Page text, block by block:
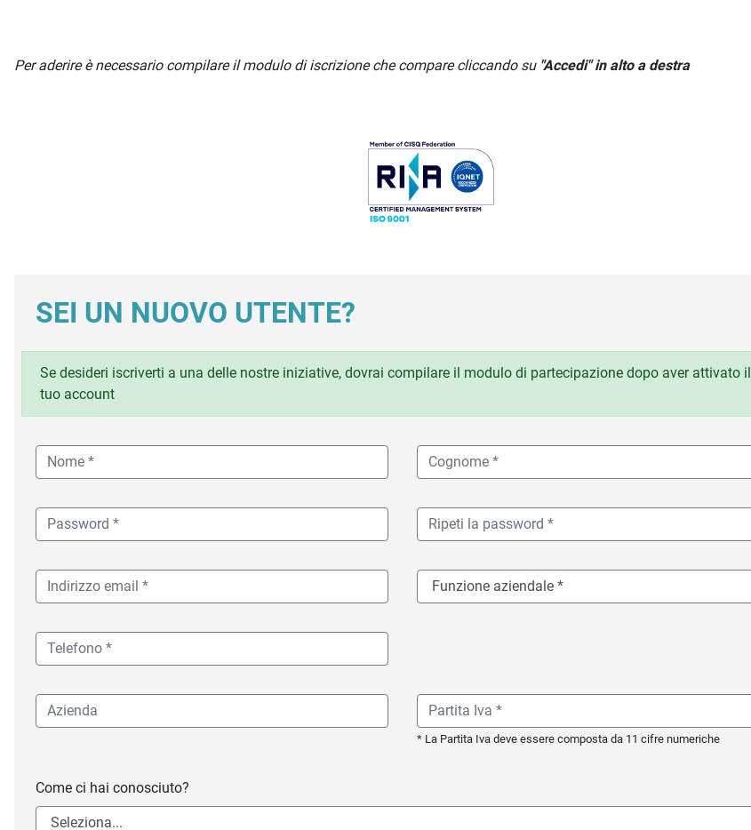
Per aderire è necessario compilare il modulo di iscrizione che compare cliccando su "Accedi" in alto a destra
SEI UN NUOVO UTENTE?
Se desideri iscriverti a una delle nostre iniziative, dovrai compilare il modulo di partecipazione dopo aver attivato il
tuo account
* La Partita Iva deve essere composta da 11 cifre numeriche
Come ci hai conosciuto?